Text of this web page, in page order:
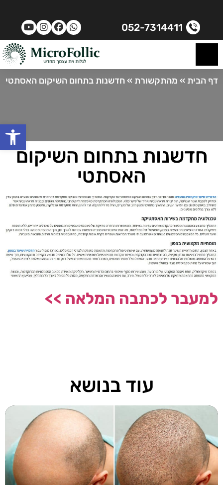
052-7314411
דף הבית » מהתקשורת »חדשנות בתחום השיקום האסתטי
חדשנות בתחום השיקום
האסתטי
למעבר לכתבה המלאה >>
עוד בנושא